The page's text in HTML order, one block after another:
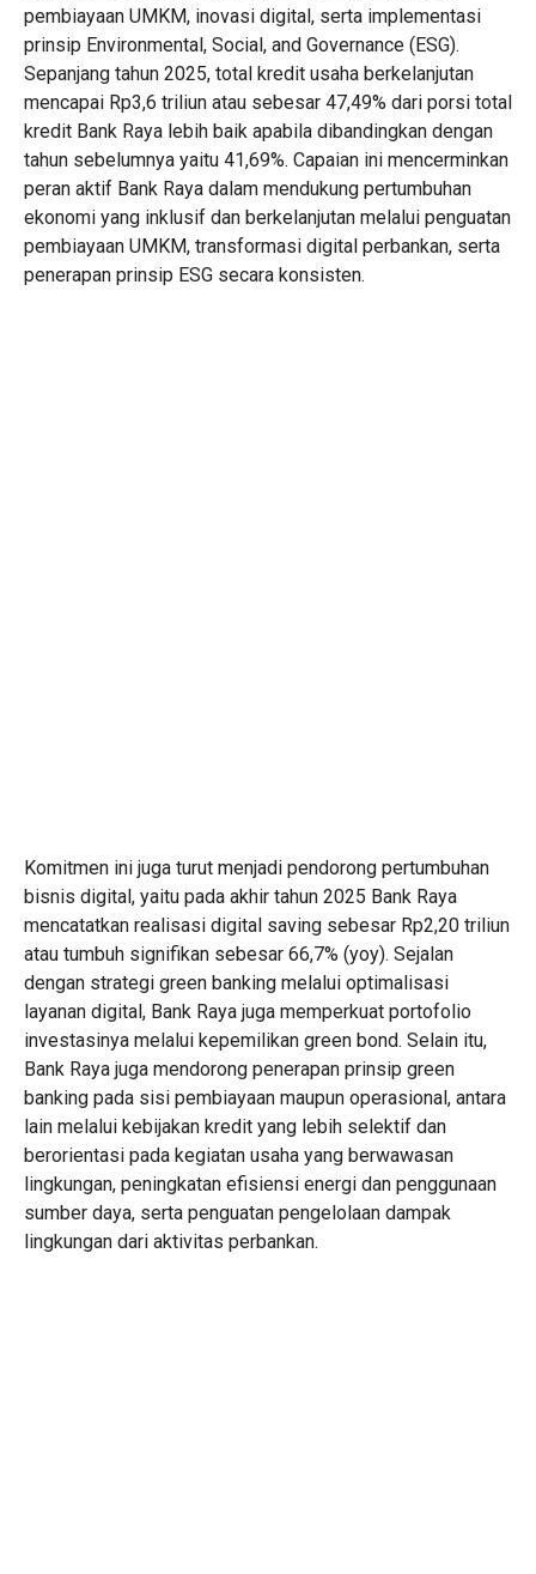
pembiayaan UMKM, inovasi digital, serta implementasi
prinsip Environmental, Social, and Governance (ESG).
Sepanjang tahun 2025, total kredit usaha berkelanjutan
mencapai Rp3,6 triliun atau sebesar 47,49% dari porsi total
kredit Bank Raya lebih baik apabila dibandingkan dengan
tahun sebelumnya yaitu 41,69%. Capaian ini mencerminkan
peran aktif Bank Raya dalam mendukung pertumbuhan
ekonomi yang inklusif dan berkelanjutan melalui penguatan
pembiayaan UMKM, transformasi digital perbankan, serta
penerapan prinsip ESG secara konsisten.
Komitmen ini juga turut menjadi pendorong pertumbuhan
bisnis digital, yaitu pada akhir tahun 2025 Bank Raya
mencatatkan realisasi digital saving sebesar Rp2,20 triliun
atau tumbuh signifikan sebesar 66,7% (yoy). Sejalan
dengan strategi green banking melalui optimalisasi
layanan digital, Bank Raya juga memperkuat portofolio
investasinya melalui kepemilikan green bond. Selain itu,
Bank Raya juga mendorong penerapan prinsip green
banking pada sisi pembiayaan maupun operasional, antara
lain melalui kebijakan kredit yang lebih selektif dan
berorientasi pada kegiatan usaha yang berwawasan
lingkungan, peningkatan efisiensi energi dan penggunaan
sumber daya, serta penguatan pengelolaan dampak
lingkungan dari aktivitas perbankan.